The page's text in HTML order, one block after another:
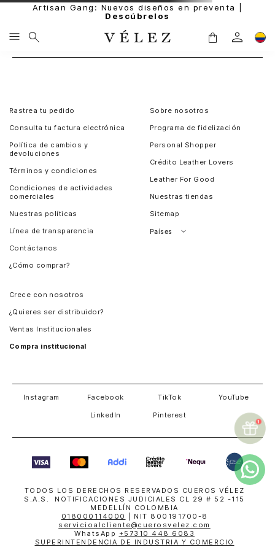
Artisan Gang: Nuevos diseños en preventa |
Descúbrelos
Rastrea tu pedido
Consulta tu factura electrónica
Política de cambios y
devoluciones
Términos y condiciones
Condiciones de actividades
comerciales
Nuestras políticas
Línea de transparencia
Contáctanos
¿Cómo comprar?
Sobre nosotros
Programa de fidelización
Personal Shopper
Crédito Leather Lovers
Leather For Good
Nuestras tiendas
Sitemap
Países
Crece con nosotros
¿Quieres ser distribuidor?
Ventas Institucionales
Compra institucional
Instagram Facebook TikTok YouTube
LinkedIn Pinterest
TODOS LOS DERECHOS RESERVADOS CUEROS VÉLEZ
S.A.S. NOTIFICACIONES JUDICIALES CL 29 # 52 -115
MEDELLÍN COLOMBIA
018000114000
| NIT 800191700-8
servicioalcliente@cuerosvelez.com
WhatsApp +57310 448 6083
SUPERINTENDENCIA DE INDUSTRIA Y COMERCIO